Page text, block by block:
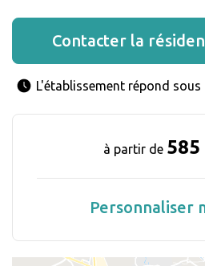
Contacter la
L'établissement répond sous
à partir de 585
Personnaliser